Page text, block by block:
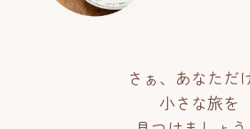
さぁ、あなただ
小さな旅を